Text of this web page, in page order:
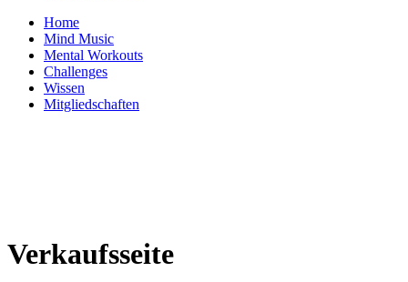
Home
Mind Music
Mental Workouts
Challenges
Wissen
Mitgliedschaften
Verkaufsseite